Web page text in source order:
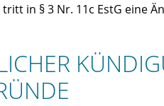
in § 3 Nr. 11c EstG eine